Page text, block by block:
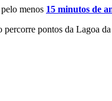
menos 15 minutos de
percorre pontos da Lagoa